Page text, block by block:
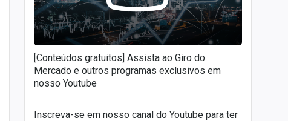
[Conteúdos gratuitos] Assista ao Giro do
Mercado e outros programas exclusivos em
nosso Youtube
Inscreva-se em nosso canal do Youtube para ter